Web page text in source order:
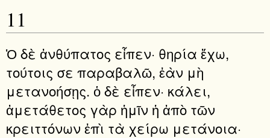
11
Ὁ δὲ ἀνθύπατος εἶπεν· θηρία ἔχω,
τούτοις σε παραβαλῶ, ἐὰν μὴ
μετανοήσῃς. ὁ δὲ εἶπεν· κάλει,
ἀμετάθετος γὰρ ἡμῖν ἡ ἀπὸ τῶν
κρειττόνων ἐπὶ τὰ χείρω μετάνοια·